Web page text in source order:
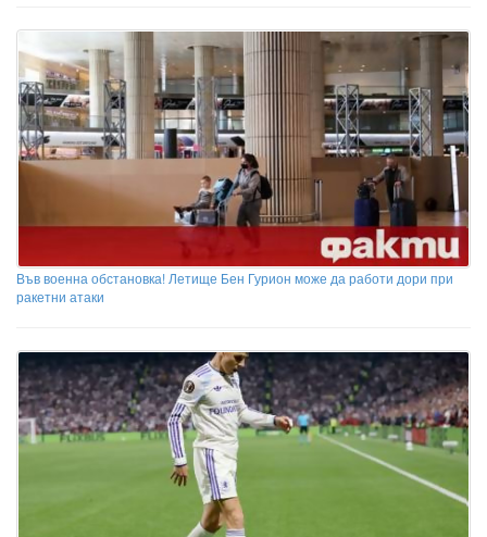
Във военна обстановка! Летище Бен Гурион може да работи дори при
ракетни атаки